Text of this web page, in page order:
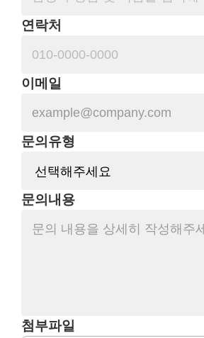
연락처
이메일
문의유형
문의내용
첨부파일